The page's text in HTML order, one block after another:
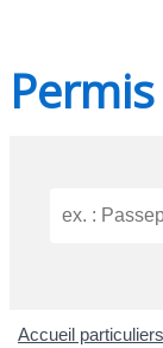
Accueil particuliers